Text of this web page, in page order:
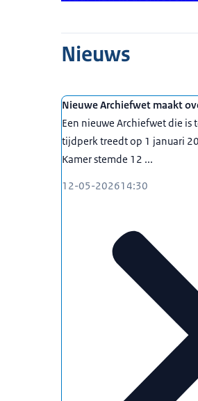
Nieuws
Nieuwe Archiefwet maakt
Een nieuwe Archiefwet die
tijdperk treedt op 1 januari
Kamer stemde 12 ...
12-05-202614:30